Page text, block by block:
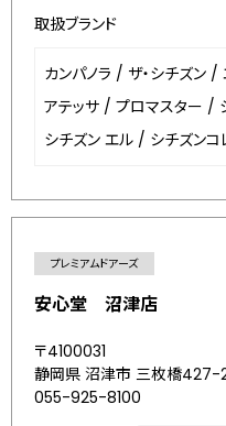
取扱ブランド
カンパノラ / ザ・シチズン /
アテッサ / プロマスター /
シチズン エル / シチズンコ
プレミアムドアーズ
安心堂 沼津店
〒4100031
静岡県 沼津市 三枚橋427-
055-925-8100